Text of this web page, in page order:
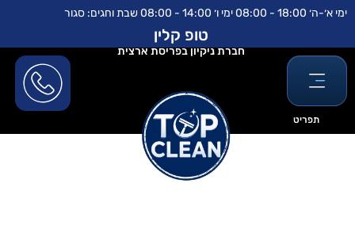
לתוכן
דילוג
ימי א׳-ה׳ 18:00 - 08:00 ימי ו׳ 14:00 - 08:00 שבת וחגים: סגור
תפריט
טופ קלין
חברת ניקיון בפריסת ארצית